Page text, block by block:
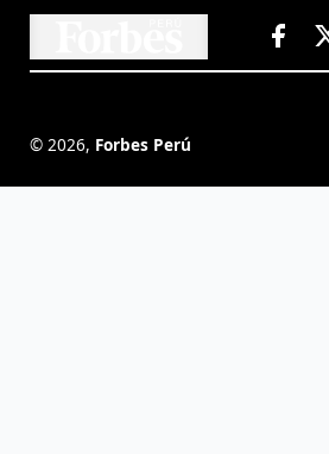
© 2026, Forbes Perú